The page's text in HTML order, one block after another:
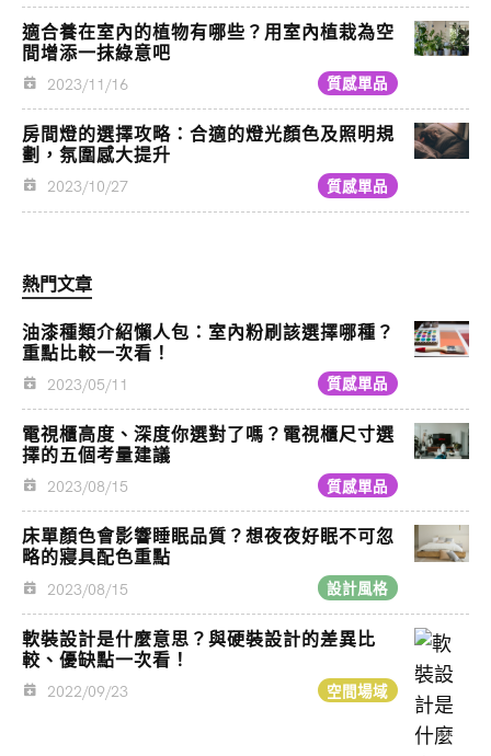
適合養在室內的植物有哪些？用室內植栽為空
間增添一抹綠意吧
2023/11/16 質感單品
房間燈的選擇攻略：合適的燈光顏色及照明規
劃，氛圍感大提升
2023/10/27 質感單品
熱門文章
油漆種類介紹懶人包：室內粉刷該選擇哪種？
重點比較一次看！
2023/05/11 質感單品
電視櫃高度、深度你選對了嗎？電視櫃尺寸選
擇的五個考量建議
2023/08/15 質感單品
床單顏色會影響睡眠品質？想夜夜好眠不可忽
略的寢具配色重點
2023/08/15 設計風格
軟裝設計是什麼意思？與硬裝設計的差異比
較、優缺點一次看！
2022/09/23 空間場域